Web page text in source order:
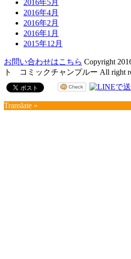
2016年5月
2016年4月
2016年2月
2016年1月
2015年12月
お問い合わせはこちら Copyright
ト コミックチャンプルー All right
Translate »